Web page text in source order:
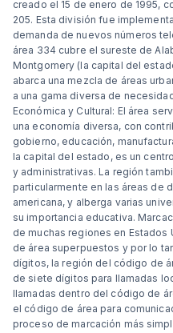
creado el 15 de enero de 1995,
205. Esta división fue
demanda de nuevos números
área 334 cubre el sureste de
Montgomery (la capital del
abarca una mezcla de áreas
a una gama diversa de
Económica y Cultural: El área
una economía diversa, con
gobierno, educación,
la capital del estado, es un
y administrativas. La región
particularmente en las áreas de
americana, y alberga varias
su importancia educativa.
de muchas regiones en
de área superpuestos y por lo
dígitos, la región del código de
de siete dígitos para llamadas
llamadas dentro del código de
el código de área para
proceso de marcación más